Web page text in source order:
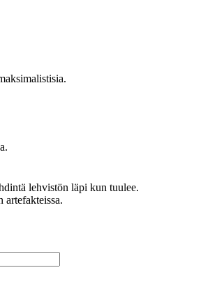
lehvistön läpi kun tuulee.
artefakteissa.